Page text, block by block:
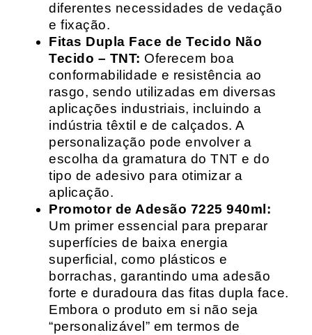
diferentes necessidades de vedação
e fixação.
Fitas Dupla Face de Tecido Não
Tecido – TNT: Oferecem boa
conformabilidade e resistência ao
rasgo, sendo utilizadas em diversas
aplicações industriais, incluindo a
indústria têxtil e de calçados. A
personalização pode envolver a
escolha da gramatura do TNT e do
tipo de adesivo para otimizar a
aplicação.
Promotor de Adesão 7225 940ml:
Um primer essencial para preparar
superfícies de baixa energia
superficial, como plásticos e
borrachas, garantindo uma adesão
forte e duradoura das fitas dupla face.
Embora o produto em si não seja
“personalizável” em termos de